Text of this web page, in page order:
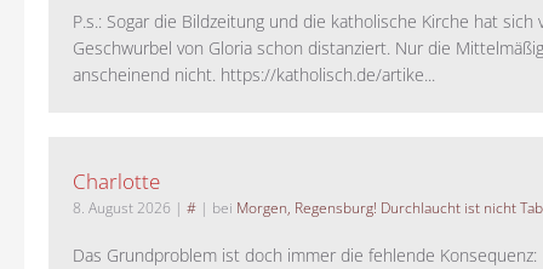
P.s.: Sogar die Bildzeitung und die katholische Kirche hat sich
Geschwurbel von Gloria schon distanziert. Nur die
anscheinend nicht. https://katholisch.de/artike...
Charlotte
8. August 2026 | # | bei Morgen, Regensburg! Durchlaucht ist nicht
Das Grundproblem ist doch immer die fehlende